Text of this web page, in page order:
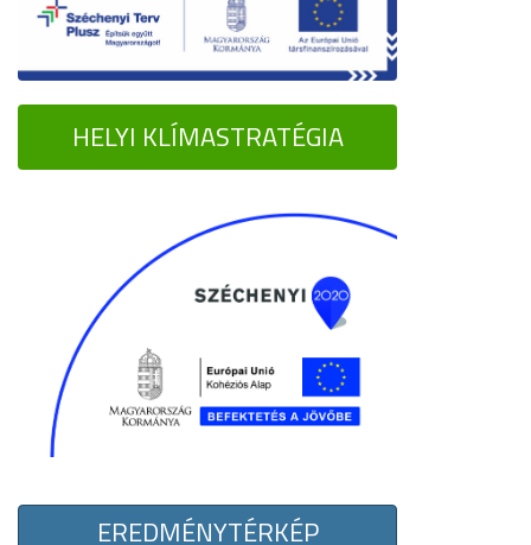
HELYI KLÍMASTRATÉGIA
EREDMÉNYTÉRKÉP